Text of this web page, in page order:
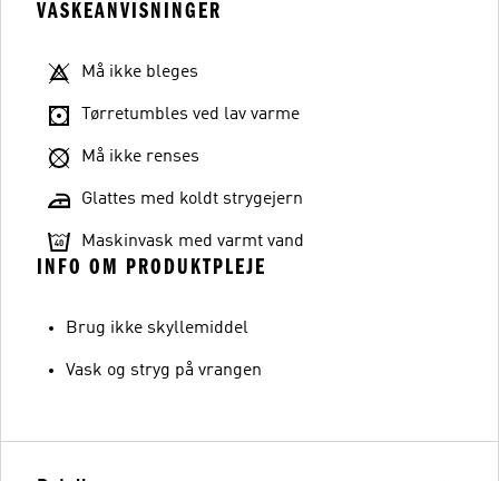
VASKEANVISNINGER
Må ikke bleges
Tørretumbles ved lav varme
Må ikke renses
Glattes med koldt strygejern
Maskinvask med varmt vand
INFO OM PRODUKTPLEJE
Brug ikke skyllemiddel
Vask og stryg på vrangen